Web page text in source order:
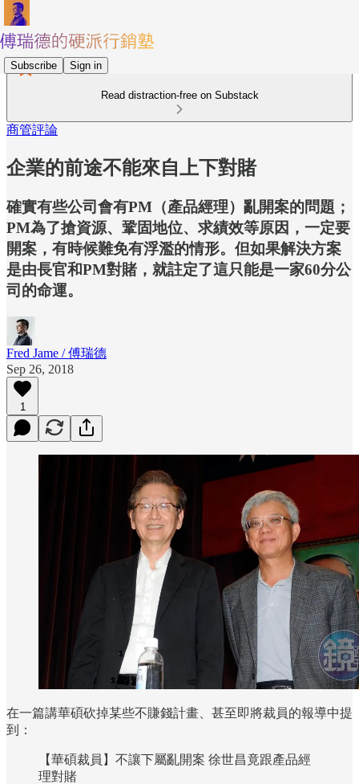
Subscribe Sign in
Read distraction-free on Substack
商管評論
企業的前途不能來自上下對賭
確實有些公司會有PM（產品經理）亂開案的問題；
PM為了搶資源、鞏固地位、求績效等原因，一定要
開案，有時候難免有浮濫的情形。但如果解決方案
是由長官和PM對賭，就註定了這只能是一家60分公
司的命運。
Fred Jame / 傅瑞德
Sep 26, 2018
1
在一篇講華碩砍掉某些不賺錢計畫、甚至即將裁員的報導中提
到：
【華碩裁員】不讓下屬亂開案 徐世昌竟跟產品經
理對賭